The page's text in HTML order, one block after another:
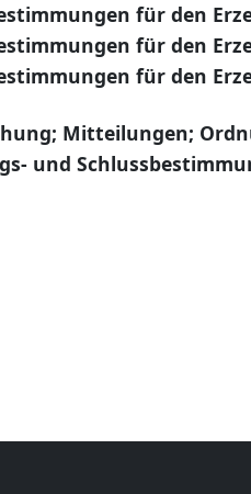
für den
für den
für den
Mitteilungen;
und